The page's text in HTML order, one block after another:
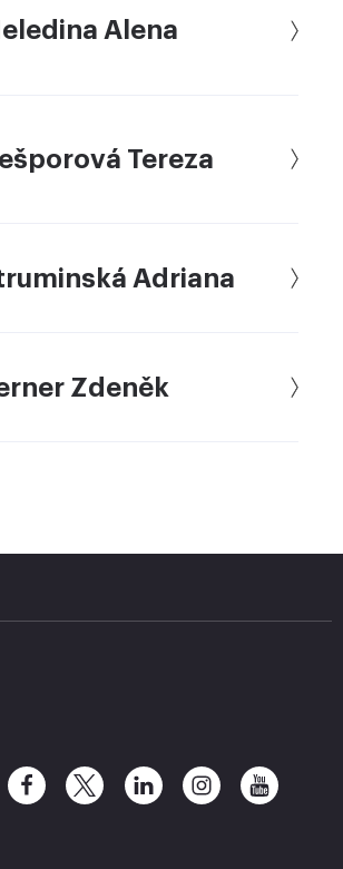
Alena
Tereza
Adriana
Zdeněk